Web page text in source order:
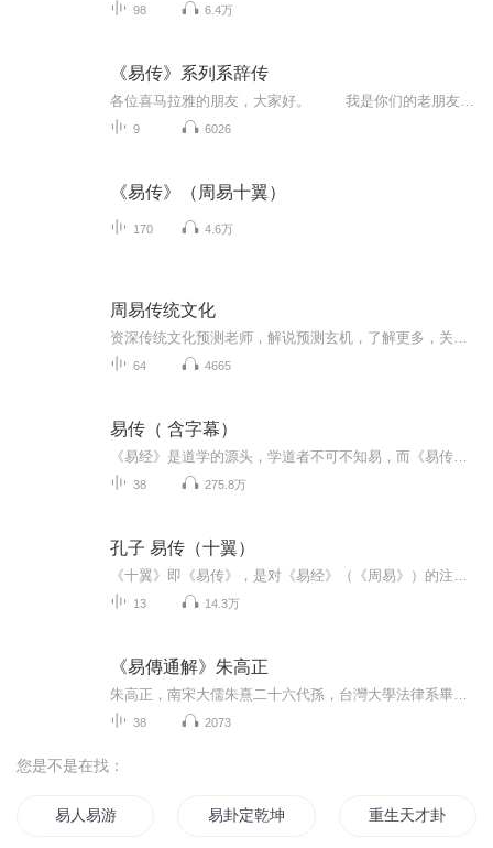
98 6.4万
《易传》系列系辞传
9 6026
《易传》（周易十翼）
170 4.6万
周易传统文化
64 4665
易传（ 含字幕）
38 275.8万
孔子 易传（十翼）
13 14.3万
《易傳通解》朱高正
38 2073
您是不是在找：
易人易游 易卦定乾坤 重生天才卦女